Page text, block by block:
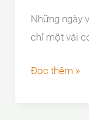
Liệu
Gang
Những ngày
chỉ một vài
Phân
Đọc thêm »